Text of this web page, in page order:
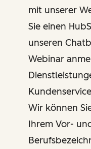
mit unserer
Sie einen
unseren
Webinar
Wir können
Ihrem Vor-